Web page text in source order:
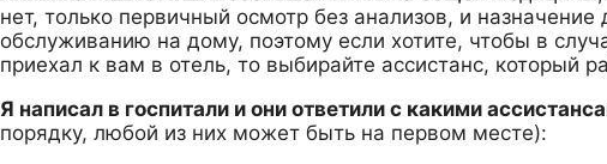
нет, только первичный осмотр без анализов, и
обслуживанию на дому, поэтому если хотите, чтобы в
приехал к вам в отель, то выбирайте ассистанс, который
Я написал в госпитали и они ответили с какими
порядку, любой из них может быть на первом месте):